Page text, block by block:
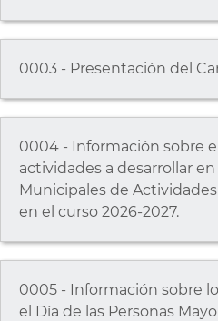
0003 - Presentación del
0004 - Información sobre
actividades a desarrollar
Municipales de
en el curso 2026-2027.
0005 - Información sobre
el Día de las Personas